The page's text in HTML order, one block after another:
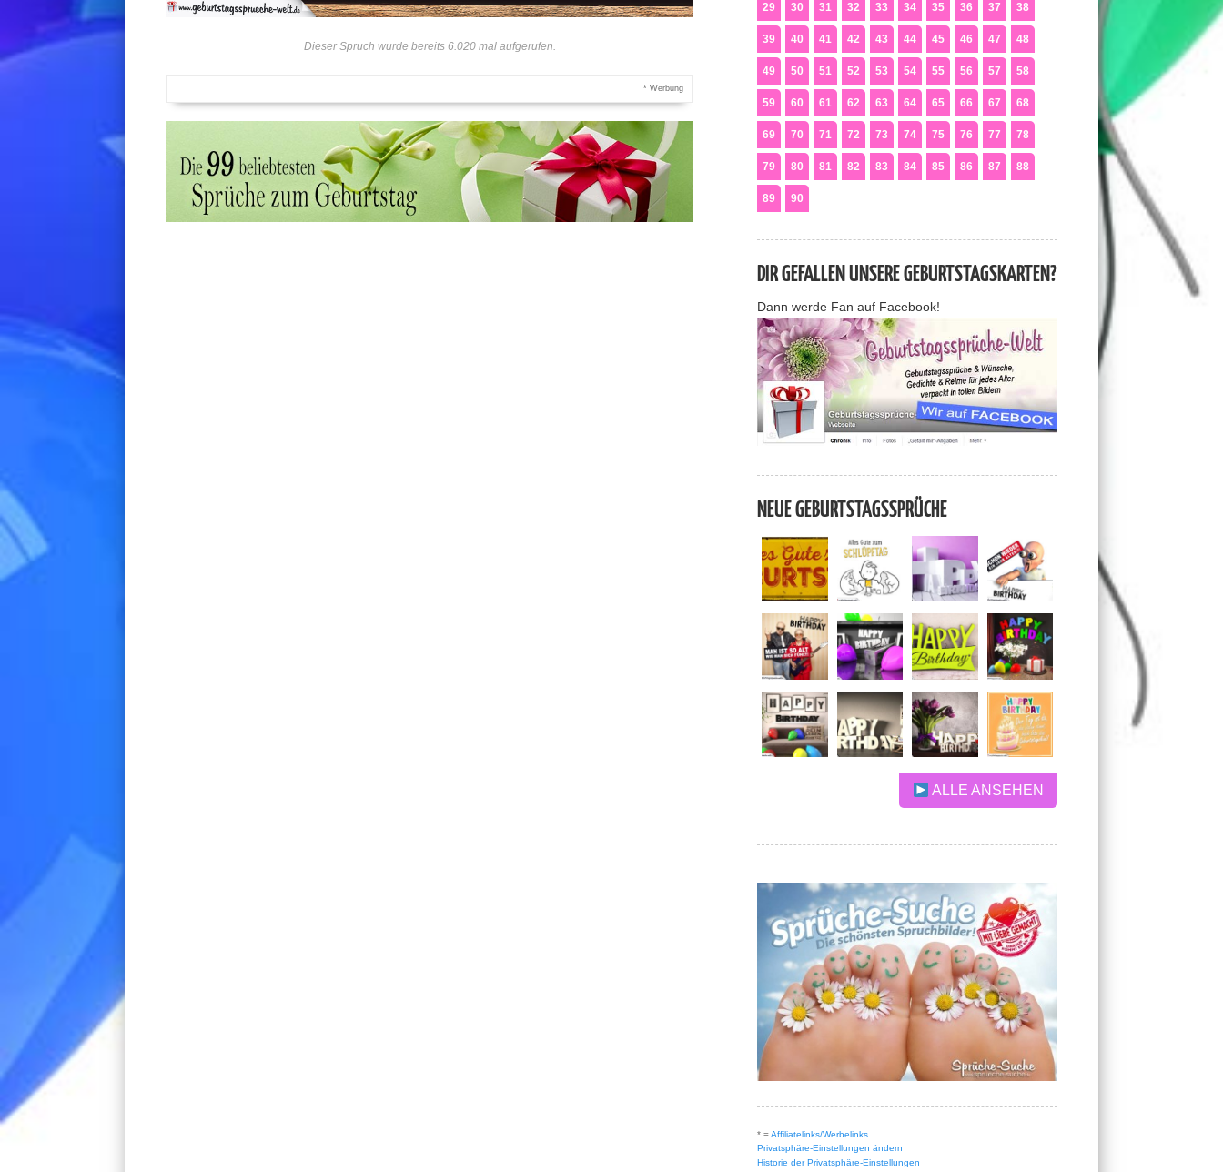
Dieser Spruch wurde bereits 6.020 mal aufgerufen.
* Werbung
29 30 31 32 33 34 35 36 37 38
39 40 41 42 43 44 45 46 47 48
49 50 51 52 53 54 55 56 57 58
59 60 61 62 63 64 65 66 67 68
69 70 71 72 73 74 75 76 77 78
79 80 81 82 83 84 85 86 87 88
89 90
DIR GEFALLEN UNSERE GEBURTSTAGSKARTEN?
Dann werde Fan auf Facebook!
NEUE GEBURTSTAGSSPRÜCHE
ALLE ANSEHEN
* =Affiliatelinks/Werbelinks
Privatsphäre-Einstellungen ändern
Historie der Privatsphäre-Einstellungen